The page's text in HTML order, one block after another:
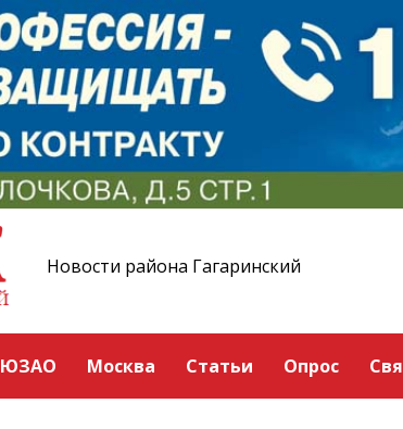
Новости района Гагаринский
ЮЗАО Москва Статьи Опрос